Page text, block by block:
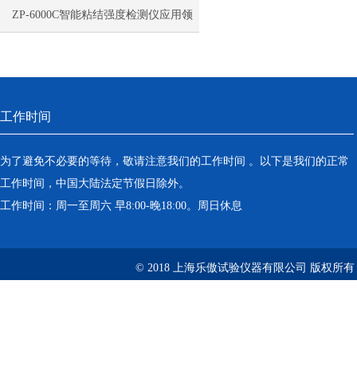
性能介绍
ZP-6000C智能粘结强度检测仪应用领
工作时间
为了避免不必要的等待，敬请注意我们的工作时间 。以下是我们的正常
工作时间，中国大陆法定节假日除外。
工作时间：周一至周六 早8:00-晚18:00。周日休息
© 2018 上海乐傲试验仪器有限公司 版权所